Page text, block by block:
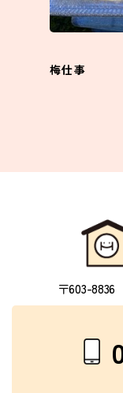
梅仕事
〒603-8836